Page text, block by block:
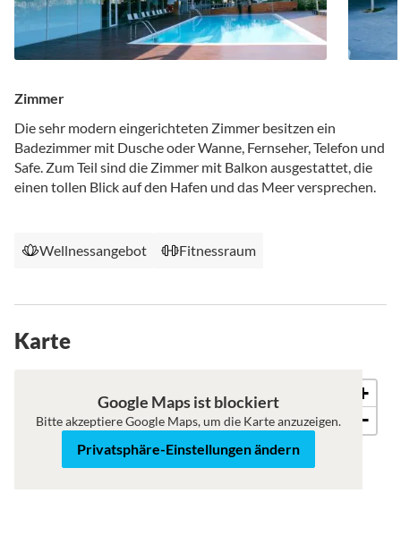
Zimmer
Die sehr modern eingerichteten Zimmer besitzen ein
Badezimmer mit Dusche oder Wanne, Fernseher, Telefon und
Safe. Zum Teil sind die Zimmer mit Balkon ausgestattet, die
einen tollen Blick auf den Hafen und das Meer versprechen.
Wellnessangebot Fitnessraum
Karte
Satellit
+
−
Google Maps ist blockiert
Bitte akzeptiere Google Maps, um die Karte anzuzeigen.
Privatsphäre-Einstellungen ändern